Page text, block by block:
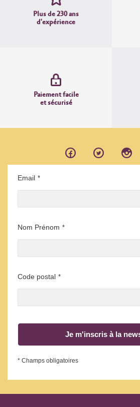
Plus de 230 ans
d'expérience
Paiement facile
et sécurisé
Email *
Nom Prénom *
Code postal *
Je m'inscris à la
* Champs obligatoires